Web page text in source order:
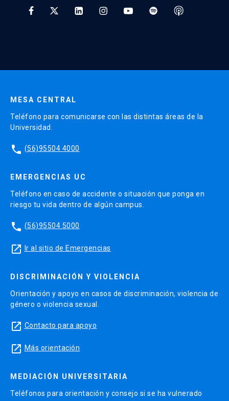
MESA CENTRAL
Teléfono para comunicarse con las distintas áreas de la
Universidad.
phone (56)95504 4000
EMERGENCIAS UC
Teléfono en caso de accidente o situación que ponga en
riesgo tu vida dentro de algún campus.
phone (56)95504 5000
launch Ir al sitio de Emergencias
DISCRIMINACIÓN Y VIOLENCIA
Orientación y apoyo en casos de discriminación, violencia de
género o violencia sexual.
launch Contacto para apoyo
launch Más orientación
MEDIACIÓN UNIVERSITARIA
Teléfonos para orientación y consejo si se ha vulnerado